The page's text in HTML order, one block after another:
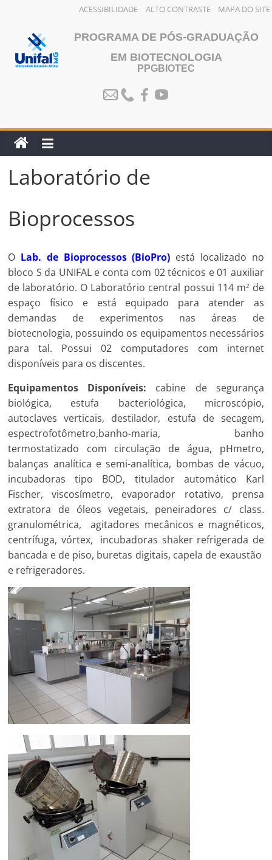
ACESSIBILIDADE ALTO CONTRASTE MAPA DO SITE
conteúdo
PROGRAMA DE PÓS-GRADUAÇÃO
EM BIOTECNOLOGIA
PPGBIOTEC
Laboratório de
Bioprocessos
O Lab. de Bioprocessos (BioPro) está localizado no
bloco S da UNIFAL e conta com 02 técnicos e 01 auxiliar
de laboratório. O Laboratório central possui 114 m2de
espaço físico e está equipado para atender as
demandas de experimentos nas áreas de
biotecnologia, possuindo os equipamentos necessários
para tal. Possui 02 computadores com internet
disponíveis para os discentes.
Equipamentos Disponíveis: cabine de segurança
biológica, estufa bacteriológica, microscópio,
autoclaves verticais, destilador, estufa de secagem,
espectrofotômetro,banho-maria, banho
termostatizado com circulação de água, pHmetro,
balanças analítica e semi-analítica, bombas de vácuo,
incubadoras tipo BOD, titulador automático Karl
Fischer, viscosímetro, evaporador rotativo, prensa
extratora de óleos vegetais, peneiradores c/ class.
granulométrica, agitadores mecânicos e magnéticos,
centrífuga, vórtex, incubadoras shaker refrigerada de
bancada e de piso, buretas digitais, capela de exaustão
e refrigeradores.